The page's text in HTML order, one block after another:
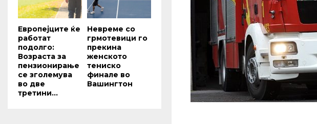
Европејците ќе
работат
подолго:
Возраста за
пензионирање
се зголемува
во две
третини...
Невреме со
грмотевици го
прекина
женското
тениско
финале во
Вашингтон